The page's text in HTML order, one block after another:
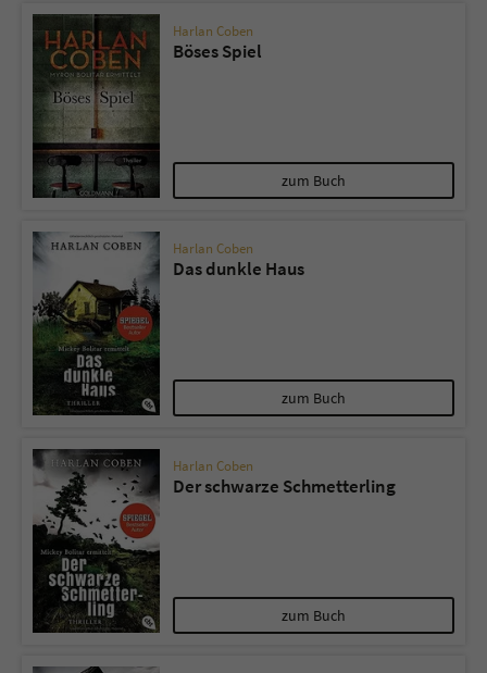
Harlan Coben
Böses Spiel
zum Buch
Harlan Coben
Das dunkle Haus
zum Buch
Harlan Coben
Der schwarze Schmetterling
zum Buch